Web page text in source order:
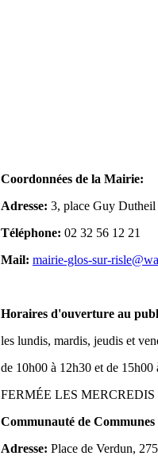
Coordonnées de la Mairie:
Adresse: 3, place Guy
Téléphone: 02 32 56 12 21
Mail: mairie-glos-sur-
Horaires d'ouverture au
les lundis, mardis, jeudis et
de 10h00 à 12h30 et de 15h00
FERMÉE LES MERCREDIS
Communauté de
Adresse: Place de Verdun,